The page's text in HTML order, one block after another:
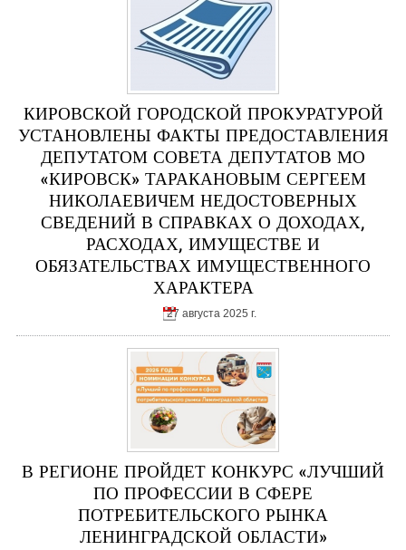
КИРОВСКОЙ ГОРОДСКОЙ ПРОКУРАТУРОЙ
УСТАНОВЛЕНЫ ФАКТЫ ПРЕДОСТАВЛЕНИЯ
ДЕПУТАТОМ СОВЕТА ДЕПУТАТОВ МО
«КИРОВСК» ТАРАКАНОВЫМ СЕРГЕЕМ
НИКОЛАЕВИЧЕМ НЕДОСТОВЕРНЫХ
СВЕДЕНИЙ В СПРАВКАХ О ДОХОДАХ,
РАСХОДАХ, ИМУЩЕСТВЕ И
ОБЯЗАТЕЛЬСТВАХ ИМУЩЕСТВЕННОГО
ХАРАКТЕРА
27 августа 2025 г.
В РЕГИОНЕ ПРОЙДЕТ КОНКУРС «ЛУЧШИЙ
ПО ПРОФЕССИИ В СФЕРЕ
ПОТРЕБИТЕЛЬСКОГО РЫНКА
ЛЕНИНГРАДСКОЙ ОБЛАСТИ»